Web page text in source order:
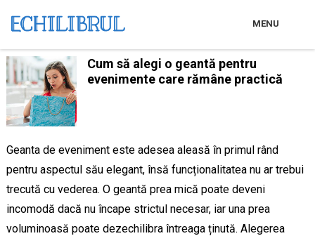
MENU
Cum să alegi o geantă pentru
evenimente care rămâne practică
Geanta de eveniment este adesea aleasă în primul rând
pentru aspectul său elegant, însă funcționalitatea nu ar trebui
trecută cu vederea. O geantă prea mică poate deveni
incomodă dacă nu încape strictul necesar, iar una prea
voluminoasă poate dezechilibra întreaga ținută. Alegerea